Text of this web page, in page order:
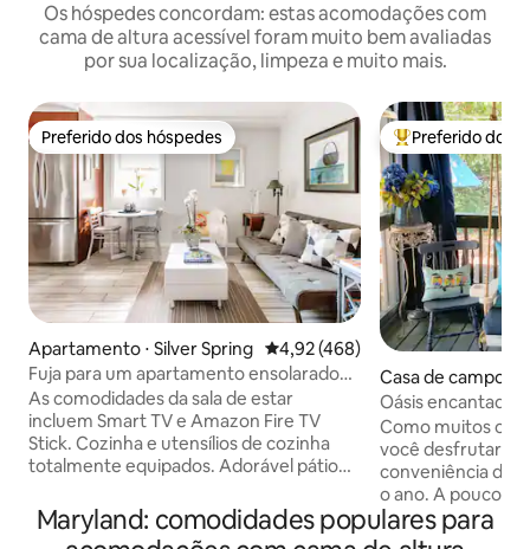
Os hóspedes concordam: estas acomodações com
cama de altura acessível foram muito bem avaliadas
por sua localização, limpeza e muito mais.
Preferido dos hóspedes
Preferido dos hóspedes
Apartamento ⋅ Silver Spring 4,92 de uma avaliação média de
4,92 (468)
Fuja para um apartamento ensolarado
em um subúrbio tranquilo de
Washington, D.C.
As comodidades da sala de estar
incluem Smart TV e Amazon Fire TV
Stick. Cozinha e utensílios de cozinha
totalmente equipados. Adorável pátio
Cama confortável e roupas de cama de
qualidade. Cafeteira Keurig com café e
Entre os
Preferido dos
Casa de campo ⋅
Oásis encantador
até o porto e
Como muitos
você desfrutará
conveniência
o ano. A poucos
restaurantes,
gratuito. Desfrute de um oásis de pátio
Maryland: comodidades populares para